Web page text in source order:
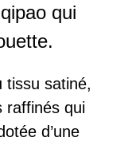
qui
tissu satiné,
raffinés qui
d’une